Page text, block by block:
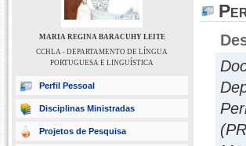
MARIA REGINA BARACUHY LEITE
CCHLA - DEPARTAMENTO DE LÍNGUA
PORTUGUESA E LINGUÍSTICA
Perfil Pessoal
Disciplinas Ministradas
Projetos de Pesquisa